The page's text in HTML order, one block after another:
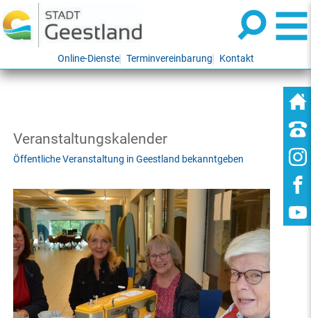
Online-Dienste Terminvereinbarung Kontakt
Veranstaltungskalender
Öffentliche Veranstaltung in Geestland bekanntgeben